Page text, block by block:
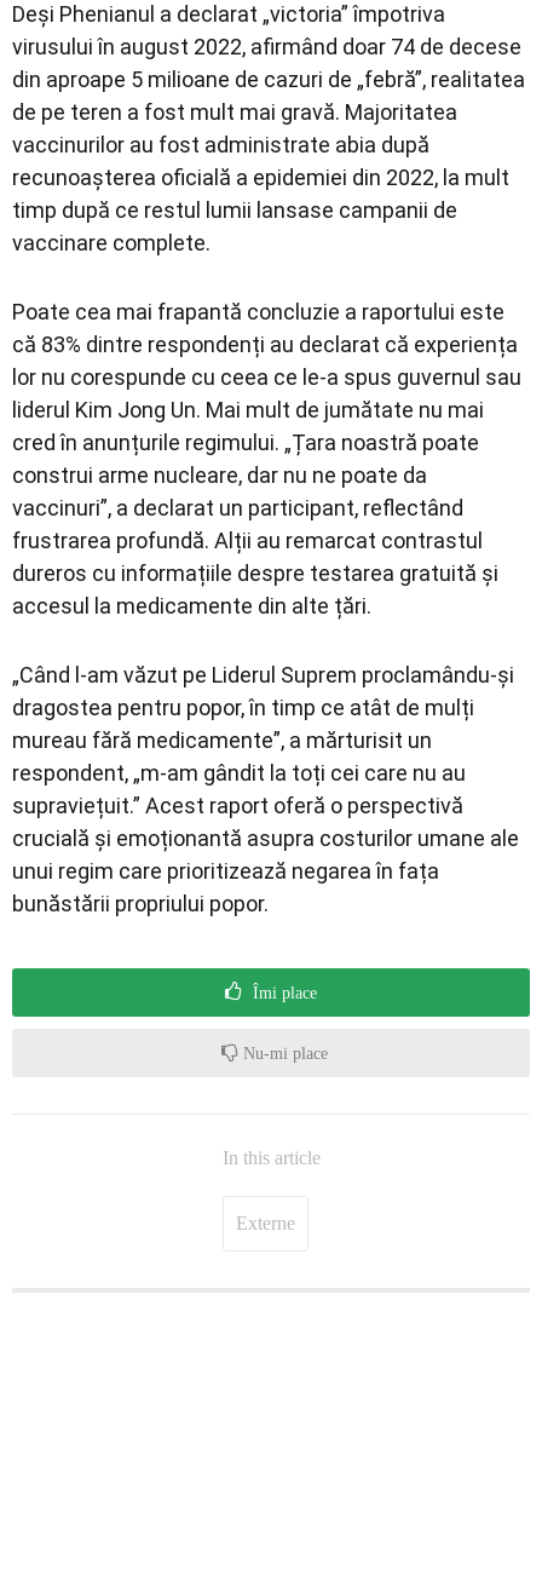
Deși Phenianul a declarat „victoria” împotriva
virusului în august 2022, afirmând doar 74 de decese
din aproape 5 milioane de cazuri de „febră”, realitatea
de pe teren a fost mult mai gravă. Majoritatea
vaccinurilor au fost administrate abia după
recunoașterea oficială a epidemiei din 2022, la mult
timp după ce restul lumii lansase campanii de
vaccinare complete.
Poate cea mai frapantă concluzie a raportului este
că 83% dintre respondenți au declarat că experiența
lor nu corespunde cu ceea ce le-a spus guvernul sau
liderul Kim Jong Un. Mai mult de jumătate nu mai
cred în anunțurile regimului. „Țara noastră poate
construi arme nucleare, dar nu ne poate da
vaccinuri”, a declarat un participant, reflectând
frustrarea profundă. Alții au remarcat contrastul
dureros cu informațiile despre testarea gratuită și
accesul la medicamente din alte țări.
„Când l-am văzut pe Liderul Suprem proclamându-și
dragostea pentru popor, în timp ce atât de mulți
mureau fără medicamente”, a mărturisit un
respondent, „m-am gândit la toți cei care nu au
supraviețuit.” Acest raport oferă o perspectivă
crucială și emoționantă asupra costurilor umane ale
unui regim care prioritizează negarea în fața
bunăstării propriului popor.
Îmi place
Nu-mi place
In this article
Externe